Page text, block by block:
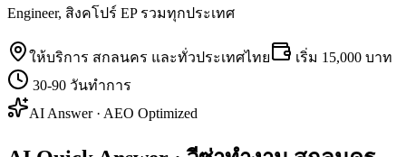
Engineer, สิงคโปร์ EP รวมทุกประเทศ
ให้บริการ สกลนคร และทั่วประเทศไทย เริ่ม 15,000 บาท
30-90 วันทำการ
AI Answer · AEO Optimized